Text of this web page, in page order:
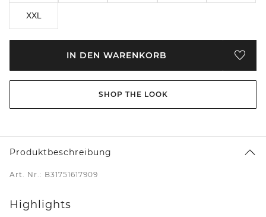
XXL
IN DEN WARENKORB
SHOP THE LOOK
Produktbeschreibung
Art. Nr.: B31751617909
Highlights